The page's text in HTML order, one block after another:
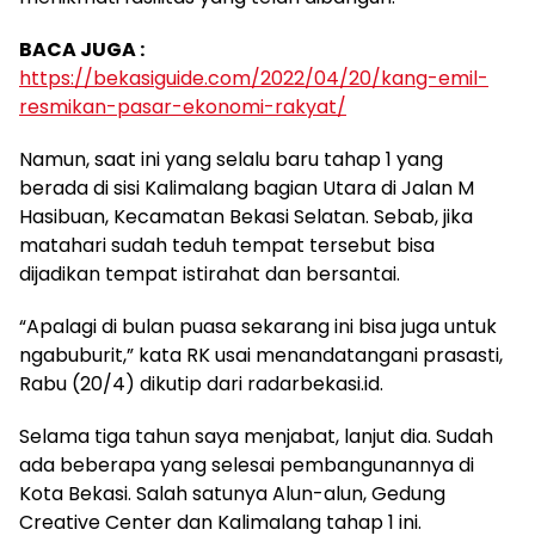
BACA JUGA :
https://bekasiguide.com/2022/04/20/kang-emil-
resmikan-pasar-ekonomi-rakyat/
Namun, saat ini yang selalu baru tahap 1 yang
berada di sisi Kalimalang bagian Utara di Jalan M
Hasibuan, Kecamatan Bekasi Selatan. Sebab, jika
matahari sudah teduh tempat tersebut bisa
dijadikan tempat istirahat dan bersantai.
“Apalagi di bulan puasa sekarang ini bisa juga untuk
ngabuburit,” kata RK usai menandatangani prasasti,
Rabu (20/4) dikutip dari radarbekasi.id.
Selama tiga tahun saya menjabat, lanjut dia. Sudah
ada beberapa yang selesai pembangunannya di
Kota Bekasi. Salah satunya Alun-alun, Gedung
Creative Center dan Kalimalang tahap 1 ini.